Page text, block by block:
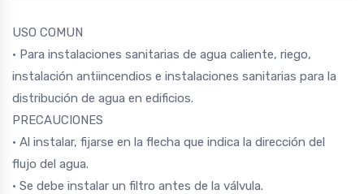
USO COMUN
• Para instalaciones sanitarias de agua caliente, riego,
instalación antiincendios e instalaciones sanitarias para la
distribución de agua en edificios.
PRECAUCIONES
• Al instalar, fijarse en la flecha que indica la dirección del
flujo del agua.
• Se debe instalar un filtro antes de la válvula.